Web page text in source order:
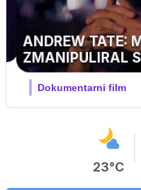
TATE: MOŽ, KI JE
SVET
film
23°C